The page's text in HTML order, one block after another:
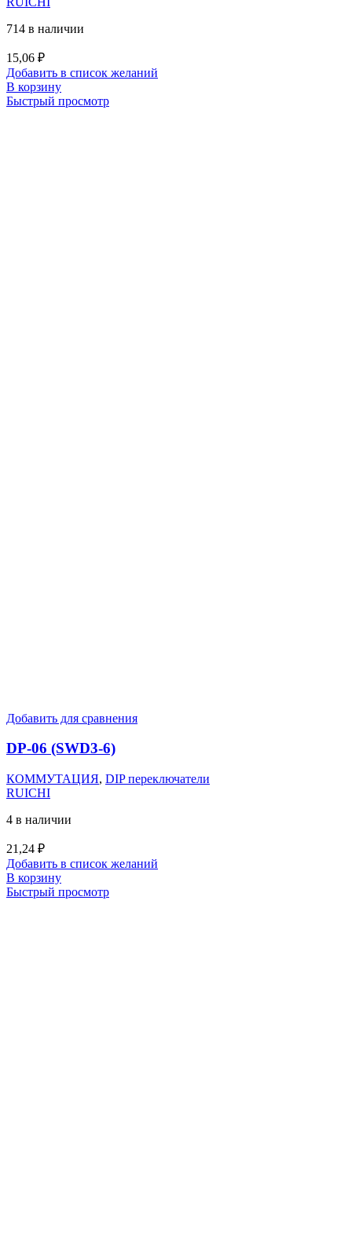
714 в наличии
15,06 ₽
Добавить в список желаний
В корзину
Быстрый просмотр
Добавить для сравнения
DP-06 (SWD3-6)
КОММУТАЦИЯ, DIP переключатели
RUICHI
4 в наличии
21,24 ₽
Добавить в список желаний
В корзину
Быстрый просмотр